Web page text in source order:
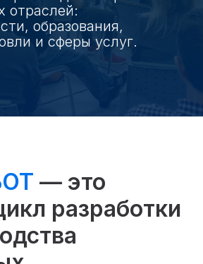
отраслей:
образования,
и сферы услуг.
— это
разработки